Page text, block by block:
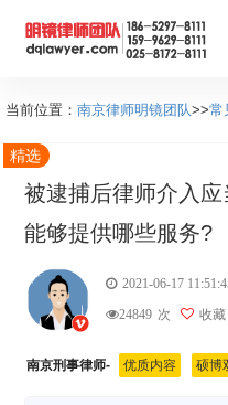
当前位置： 南京律师明镜团队>>常
精选
被逮捕后律师介入
能够提供哪些服务?
南京刑事律师- 优质内容 硕博
2021-06-17
24849 次 收藏